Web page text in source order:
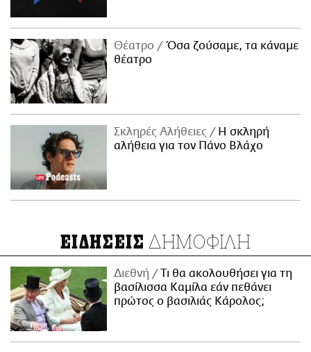
Θέατρο
Όσα ζούσαμε, τα κάναμε
θέατρο
Σκληρές Αλήθειες
H σκληρή
αλήθεια για τον Πάνο Βλάχο
ΕΙΔΗΣΕΙΣ ΔΗΜΟΦΙΛΗ
Διεθνή
Τι θα ακολουθήσει για τη
βασίλισσα Καμίλα εάν πεθάνει
πρώτος ο βασιλιάς Κάρολος;